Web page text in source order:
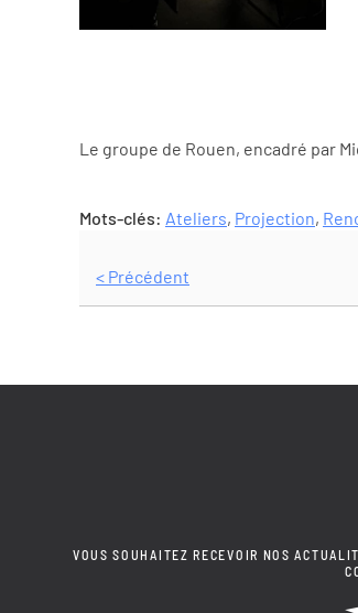
Le groupe de Rouen, encadré par
Mots-clés: Ateliers, Projection,
< Précédent
VOUS SOUHAITEZ RECEVOIR NOS